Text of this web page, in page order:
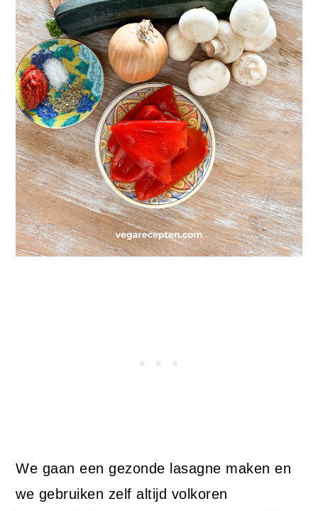
We gaan een gezonde lasagne maken en
we gebruiken zelf altijd volkoren